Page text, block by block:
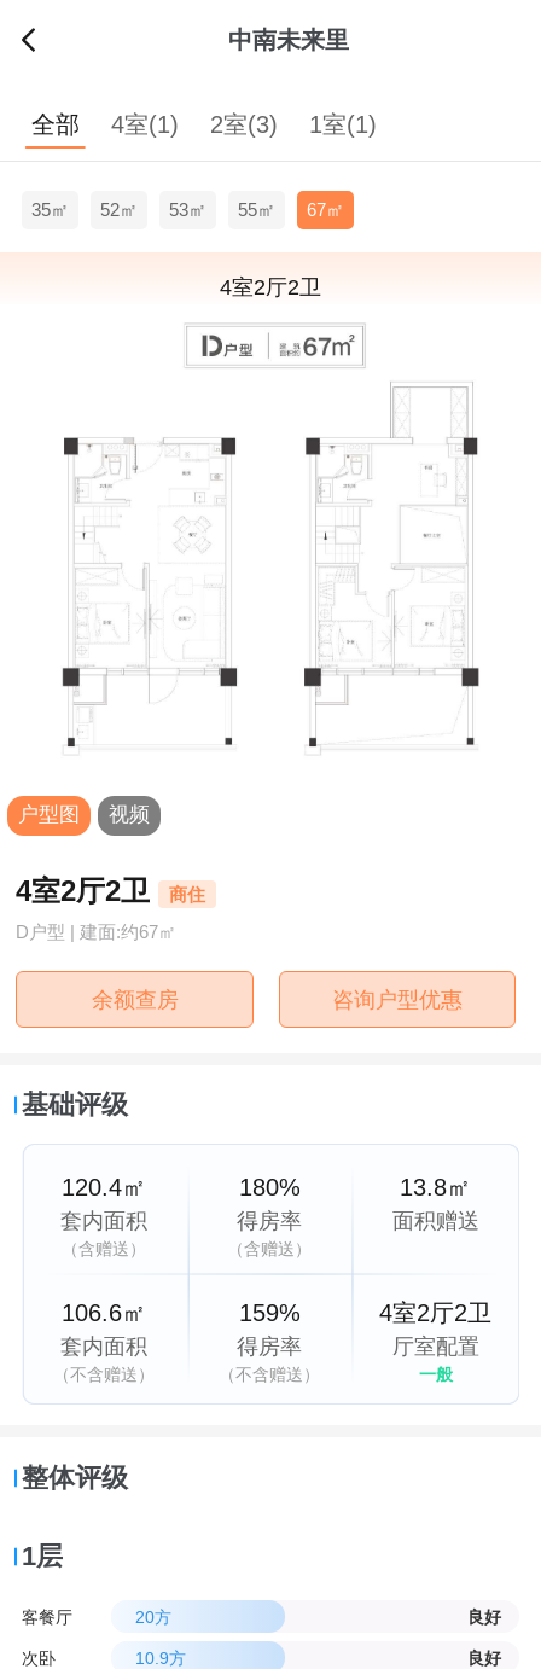
中南未来里
全部 4室(1) 2室(3) 1室(1)
35㎡ 52㎡ 53㎡ 55㎡ 67㎡
4室2厅2卫
户型图 视频
4室2厅2卫 商住
D户型 | 建面:约67㎡
余额查房 咨询户型优惠
基础评级
120.4㎡
套内面积
（含赠送）
106.6㎡
套内面积
（不含赠送）
180%
得房率
（含赠送）
159%
得房率
（不含赠送）
13.8㎡
面积赠送
4室2厅2卫
厅室配置
一般
整体评级
1层
客餐厅 20方 良好
次卧 10.9方 良好